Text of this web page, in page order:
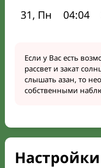
31, Пн
04:04
Если у Вас есть
рассвет и закат
слышать азан, то
собственными
Настройки